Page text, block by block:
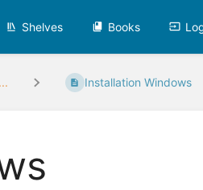
Shelves Books
Installation Windows